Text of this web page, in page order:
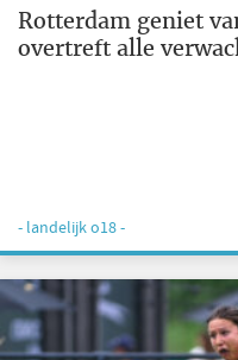
Rotterdam geniet
overtreft alle
- landelijk o18 -